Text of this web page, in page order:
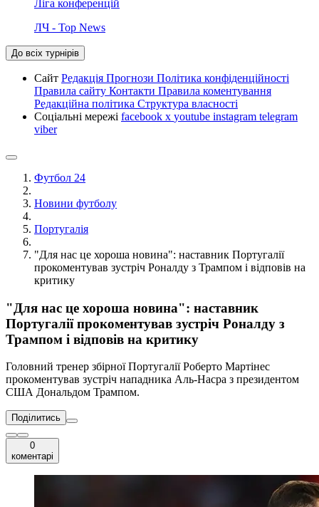
Ліга конференцій
ЛЧ - Top News
До всіх турнірів
Сайт Редакція Прогнози Політика конфіденційності
Правила сайту Контакти Правила коментування
Редакційна політика Структура власності
Соціальні мережі facebook x youtube instagram telegram
viber
Футбол 24
Новини футболу
Португалія
"Для нас це хороша новина": наставник Португалії
прокоментував зустріч Роналду з Трампом і відповів на
критику
"Для нас це хороша новина": наставник
Португалії прокоментував зустріч Роналду з
Трампом і відповів на критику
Головний тренер збірної Португалії Роберто Мартінес
прокоментував зустріч нападника Аль-Насра з президентом
США Дональдом Трампом.
Поділитись
0
коментарі